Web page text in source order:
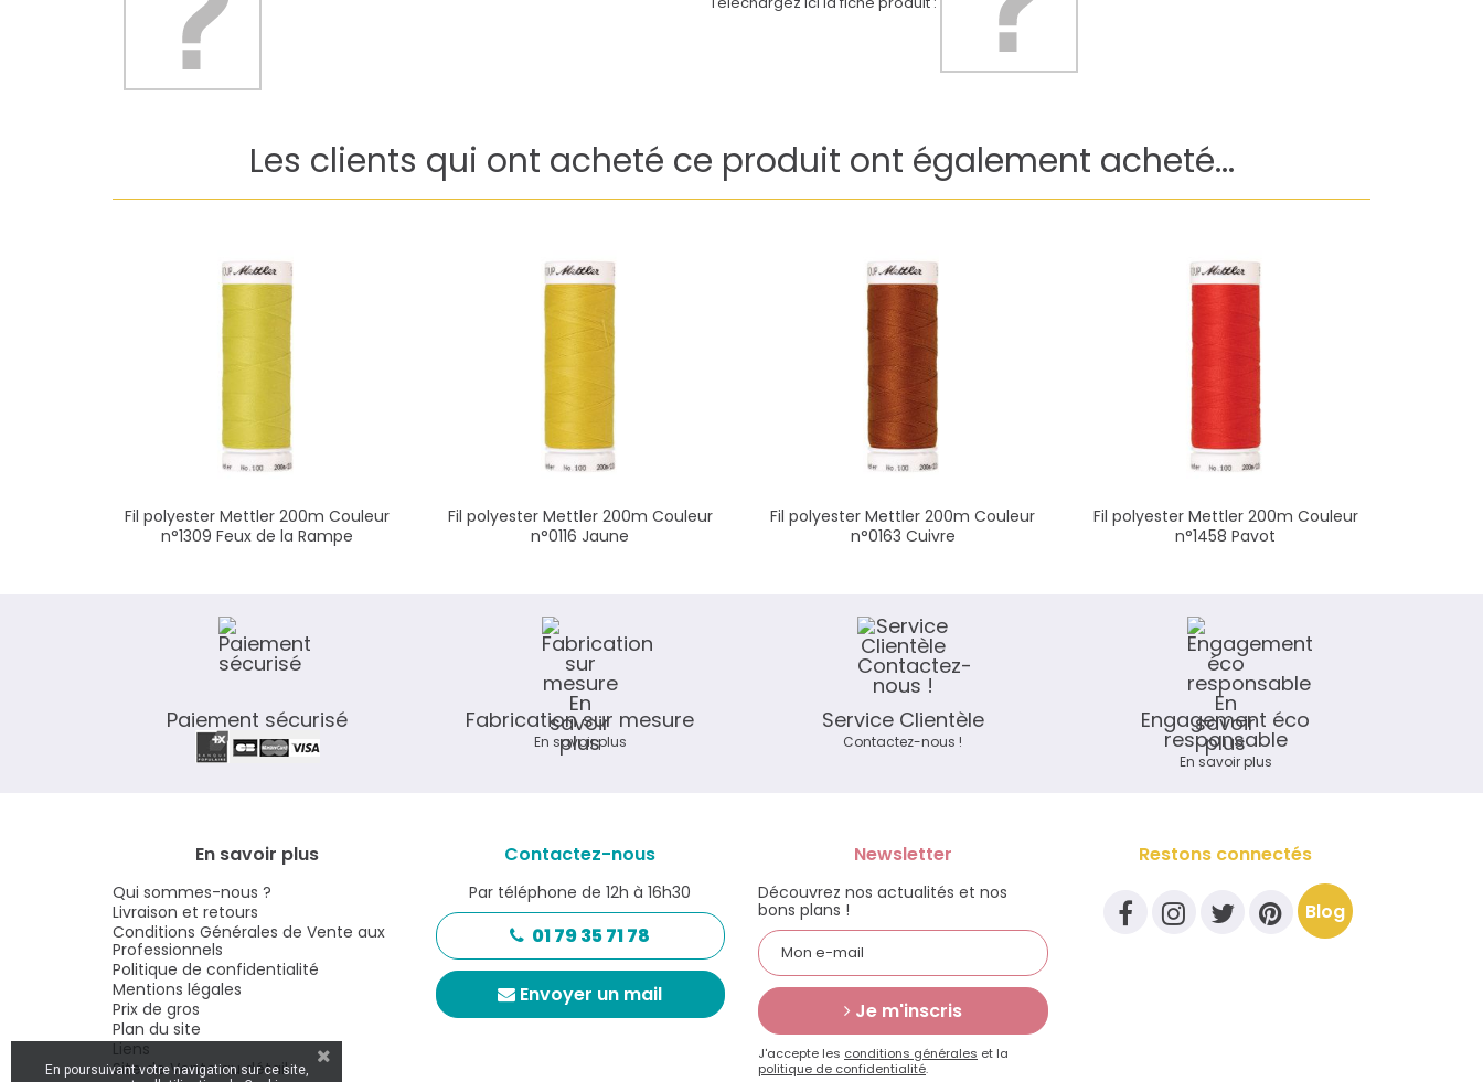
Téléchargez ici la fiche produit :
Les clients qui ont acheté ce produit ont également acheté...
Fil polyester Mettler 200m Couleur
n°1309 Feux de la Rampe
Fil polyester Mettler 200m Couleur
n°0116 Jaune
Fil polyester Mettler 200m Couleur
n°0163 Cuivre
Fil polyester Mettler 200m Couleur
n°1458 Pavot
Paiement sécurisé Fabrication sur mesure
En savoir plus
Service Clientèle
Contactez-nous !
Engagement éco
responsable
En savoir plus
En savoir plus
Qui sommes-nous ?
Livraison et retours
Conditions Générales de Vente aux
Professionnels
Politique de confidentialité
Mentions légales
Prix de gros
Plan du site
Liens
Contactez-nous
Par téléphone de 12h à 16h30
01 79 35 71 78
Envoyer un mail
Newsletter
Découvrez nos actualités et nos
bons plans !
Je m'inscris
J'accepte lesconditions générales et la
politique de confidentialité.
Restons connectés
Blog
En poursuivant votre navigation sur ce site,